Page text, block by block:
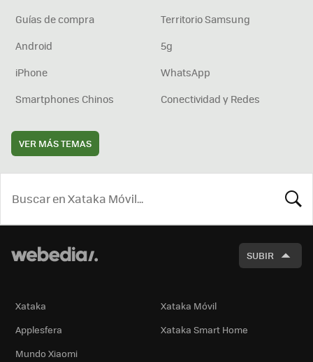
Guías de compra
Territorio Samsung
Android
5g
iPhone
WhatsApp
Smartphones Chinos
Conectividad y Redes
VER MÁS TEMAS
SUBIR
Xataka
Xataka Móvil
Applesfera
Xataka Smart Home
Mundo Xiaomi